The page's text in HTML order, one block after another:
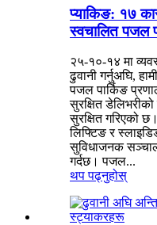
प्याकिङ: १७
स्वचालित पजल
२५-१०-१४ मा
ढुवानी गर्नुअघि,
पजल पार्किङ
सुरक्षित डेलिभरीको
सुरक्षित गरिएको
लिफ्टिङ र
सुविधाजनक
गर्दछ। पजल...
थप पढ्नुहोस्